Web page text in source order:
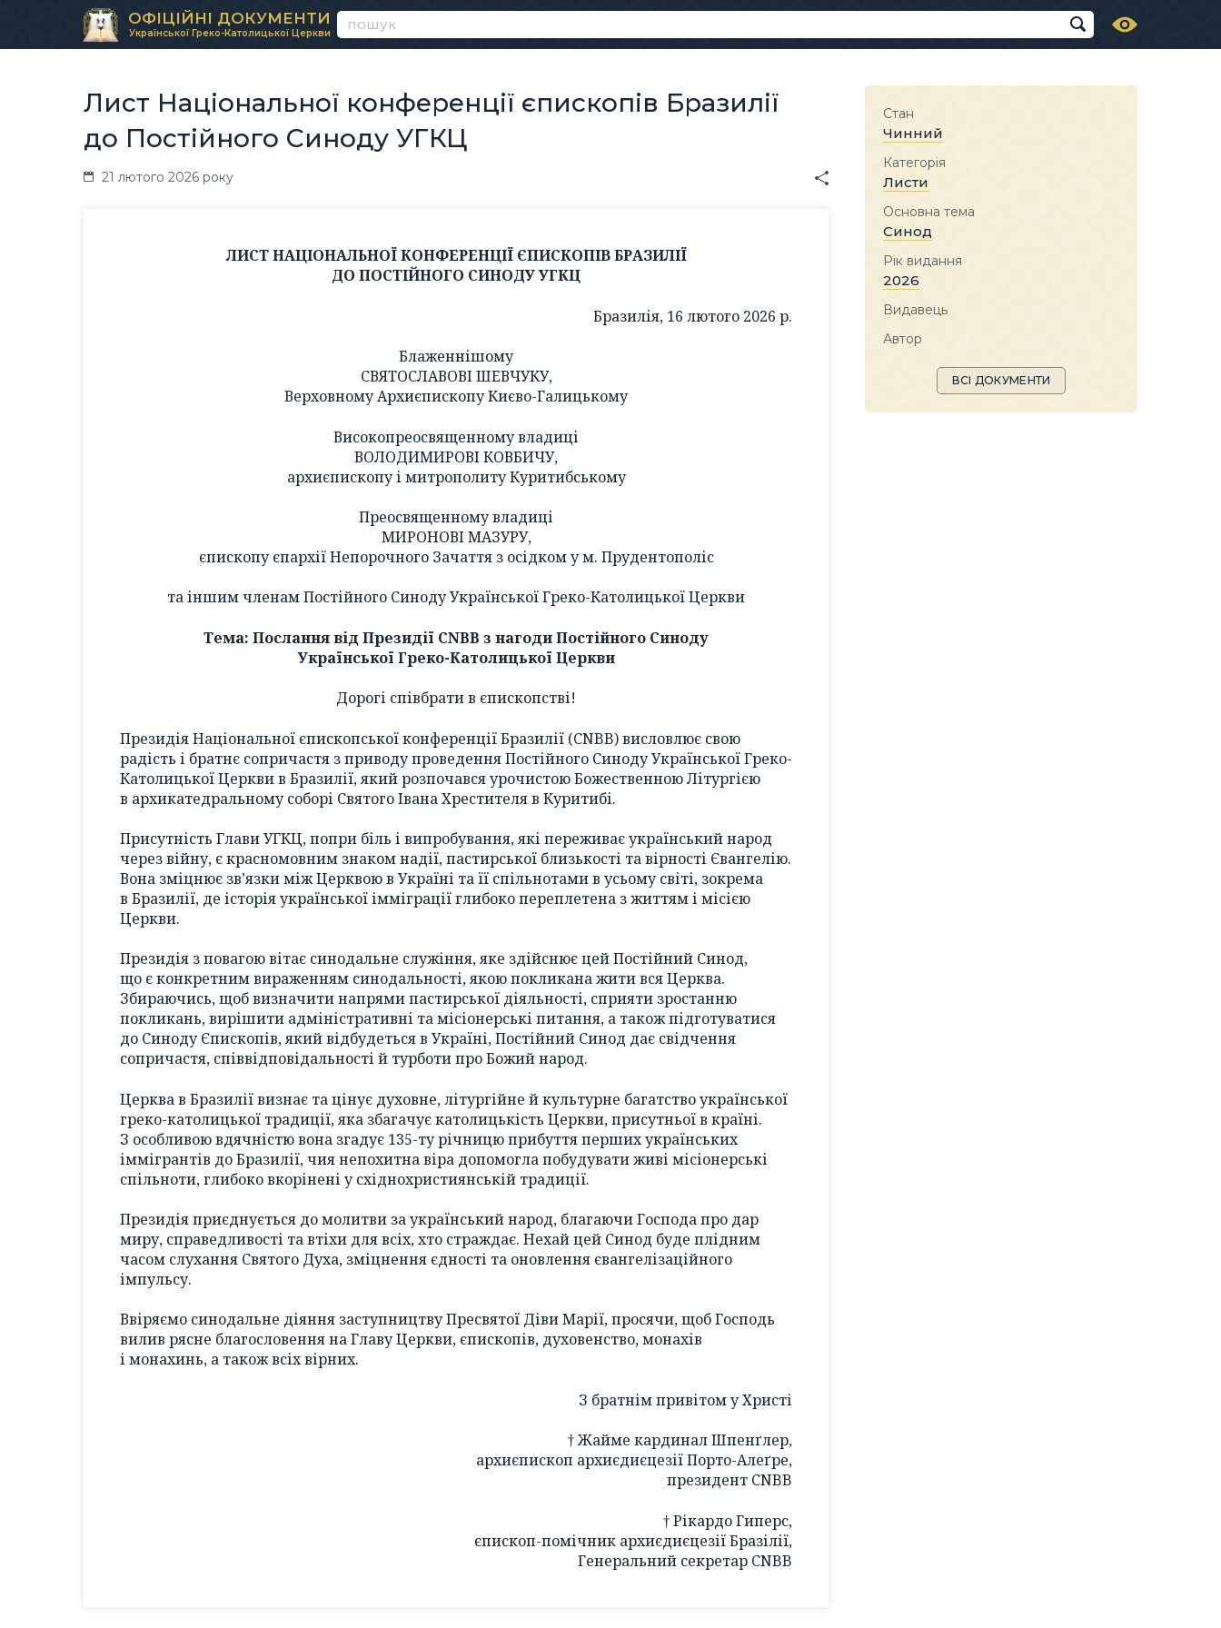
ОФІЦІЙНІ ДОКУМЕНТИ
Української Греко-Католицької Церкви
Лист Національної конференції єпископів Бразилії
до Постійного Синоду УГКЦ
21 лютого 2026 року
ЛИСТ НАЦІОНАЛЬНОЇ КОНФЕРЕНЦІЇ ЄПИСКОПІВ БРАЗИЛІЇ
ДО ПОСТІЙНОГО СИНОДУ УГКЦ
Бразилія, 16 лютого 2026 р.
Блаженнішому
СВЯТОСЛАВОВІ ШЕВЧУКУ,
Верховному Архиєпископу Києво-Галицькому
Високопреосвященному владиці
ВОЛОДИМИРОВІ КОВБИЧУ,
архиєпископу і митрополиту Куритибському
Преосвященному владиці
МИРОНОВІ МАЗУРУ,
єпископу єпархії Непорочного Зачаття з осідком у м. Прудентополіс
та іншим членам Постійного Синоду Української Греко-Католицької Церкви
Тема: Послання від Президії CNBB з нагоди Постійного Синоду
Української Греко-Католицької Церкви
Дорогі співбрати в єпископстві!
Президія Національної єпископської конференції Бразилії (CNBB) висловлює свою
радість і братнє сопричастя з приводу проведення Постійного Синоду Української Греко-
Католицької Церкви в Бразилії, який розпочався урочистою Божественною Літургією
в архикатедральному соборі Святого Івана Хрестителя в Куритибі.
Присутність Глави УГКЦ, попри біль і випробування, які переживає український народ
через війну, є красномовним знаком надії, пастирської близькості та вірності Євангелію.
Вона зміцнює зв’язки між Церквою в Україні та її спільнотами в усьому світі, зокрема
в Бразилії, де історія української імміграції глибоко переплетена з життям і місією
Церкви.
Президія з повагою вітає синодальне служіння, яке здійснює цей Постійний Синод,
що є конкретним вираженням синодальності, якою покликана жити вся Церква.
Збираючись, щоб визначити напрями пастирської діяльності, сприяти зростанню
покликань, вирішити адміністративні та місіонерські питання, а також підготуватися
до Синоду Єпископів, який відбудеться в Україні, Постійний Синод дає свідчення
сопричастя, співвідповідальності й турботи про Божий народ.
Церква в Бразилії визнає та цінує духовне, літургійне й культурне багатство української
греко-католицької традиції, яка збагачує католицькість Церкви, присутньої в країні.
З особливою вдячністю вона згадує 135-ту річницю прибуття перших українських
іммігрантів до Бразилії, чия непохитна віра допомогла побудувати живі місіонерські
спільноти, глибоко вкорінені у східнохристиянській традиції.
Президія приєднується до молитви за український народ, благаючи Господа про дар
миру, справедливості та втіхи для всіх, хто страждає. Нехай цей Синод буде плідним
часом слухання Святого Духа, зміцнення єдності та оновлення євангелізаційного
імпульсу.
Ввіряємо синодальне діяння заступництву Пресвятої Діви Марії, просячи, щоб Господь
вилив рясне благословення на Главу Церкви, єпископів, духовенство, монахів
і монахинь, а також всіх вірних.
З братнім привітом у Христі
† Жайме кардинал Шпенґлер,
архиєпископ архиєдиєцезії Порто-Алеґре,
президент CNBB
† Рікардо Гиперс,
єпископ-помічник архиєдиєцезії Бразілії,
Генеральний секретар CNBB
Стан
Чинний
Категорія
Листи
Основна тема
Синод
Рік видання
2026
Видавець
Автор
ВСІ ДОКУМЕНТИ